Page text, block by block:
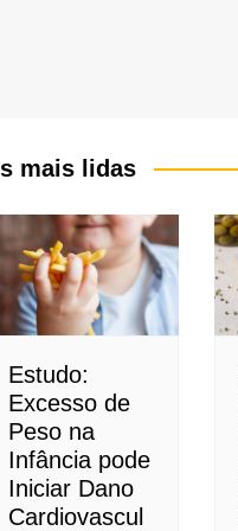
mais lidas
Estudo:
Excesso de
Peso na
Infância pode
Iniciar Dano
Cardiovascul